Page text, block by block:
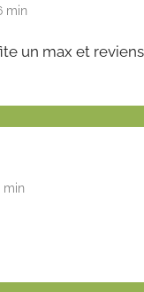
min
un max et
min